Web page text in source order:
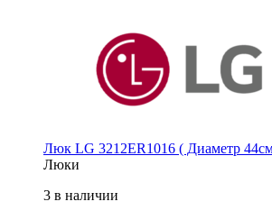
Люк LG 3212ER1016 ( Диаметр
Люки
3 в наличии